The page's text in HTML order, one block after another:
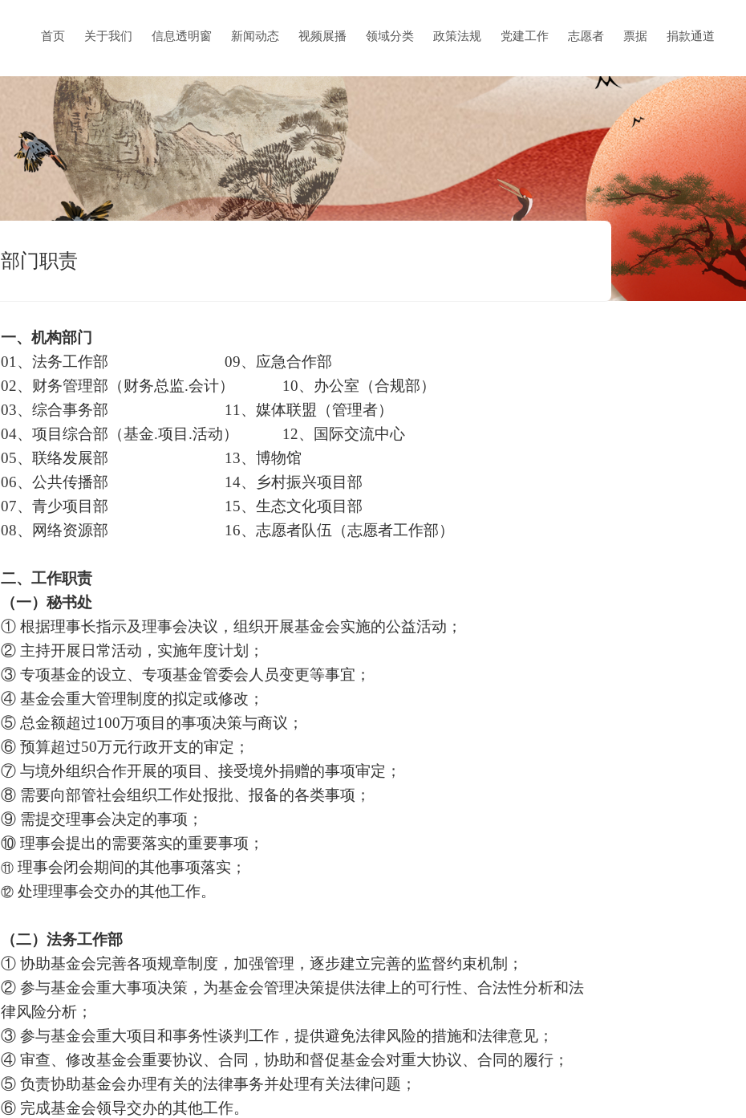
首页 关于我们 信息透明窗 新闻动态 视频展播 领域分类 政策法规 党建工作 志愿者 票据 捐款通道
部门职责
一、机构部门
01 、法务工作部 09、应急合作部
02、财务管理部（财务总监.会计） 10、办公室（合规部）
03、综合事务部 11、媒体联盟（管理者）
04、项目综合部（基金.项目.活动） 12、国际交流中心
05、联络发展部 13、博物馆
06、公共传播部 14、乡村振兴项目部
07、青少项目部 15、生态文化项目部
08、网络资源部 16、志愿者队伍（志愿者工作部）
二、工作职责
（一）秘书处
① 根据理事长指示及理事会决议，组织开展基金会实施的公益活动；
② 主持开展日常活动，实施年度计划；
③ 专项基金的设立、专项基金管委会人员变更等事宜；
④ 基金会重大管理制度的拟定或修改；
⑤ 总金额超过100万项目的事项决策与商议；
⑥ 预算超过50万元行政开支的审定；
⑦ 与境外组织合作开展的项目、接受境外捐赠的事项审定；
⑧ 需要向部管社会组织工作处报批、报备的各类事项；
⑨ 需提交理事会决定的事项；
⑩ 理事会提出的需要落实的重要事项；
⑪ 理事会闭会期间的其他事项落实；
⑫ 处理理事会交办的其他工作。
（二）法务工作部
① 协助基金会完善各项规章制度，加强管理，逐步建立完善的监督约束机制；
② 参与基金会重大事项决策，为基金会管理决策提供法律上的可行性、合法性分析和法
律风险分析；
③ 参与基金会重大项目和事务性谈判工作，提供避免法律风险的措施和法律意见；
④ 审查、修改基金会重要协议、合同，协助和督促基金会对重大协议、合同的履行；
⑤ 负责协助基金会办理有关的法律事务并处理有关法律问题；
⑥ 完成基金会领导交办的其他工作。